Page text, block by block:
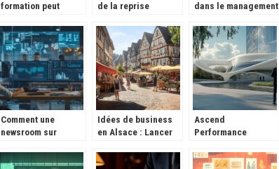
formation peut
rentabilite de votre
entreprise ?
de la reprise
dans le management
ce que vous devez
savoir
Comment une
newsroom sur
transformer votre
Idées de business
en Alsace : Lancer
confection de
Ascend
Performance
Eurostar